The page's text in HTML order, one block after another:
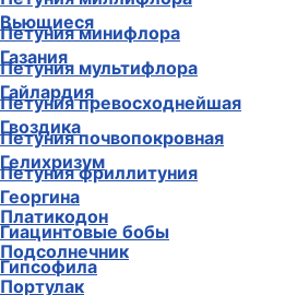
Петуния минифлора
Петуния мультифлора
Петуния превосходнейшая
Петуния почвопокровная
Петуния фриллитуния
Платикодон
Подсолнечник
Портулак
Вьющиеся
Газания
Гайлардия
Гвоздика
Гелихризум
Георгина
Гиацинтовые бобы
Гипсофила